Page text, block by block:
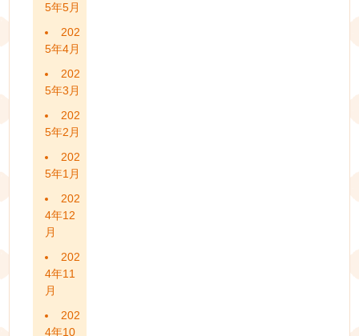
5年5月
202
5年4月
202
5年3月
202
5年2月
202
5年1月
202
4年12
月
202
4年11
月
202
4年10